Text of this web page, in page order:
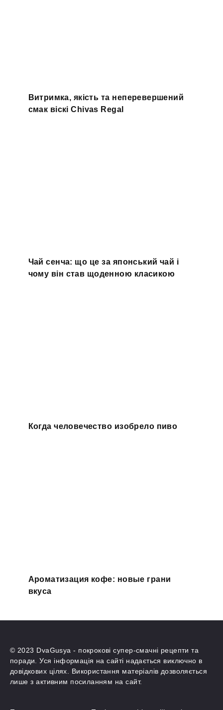
Витримка, якість та неперевершений
смак віскі Chivas Regal
Чай сенча: що це за японський чай і
чому він став щоденною класикою
Когда человечество изобрело пиво
Ароматизация кофе: новые грани
вкуса
© 2023 DvaGusya - покрокові супер-смачні рецепти та
поради. Уся інформація на сайті надається виключно в
довідкових цілях. Використання матеріалів дозволяється
лише з активним посиланням на сайт.